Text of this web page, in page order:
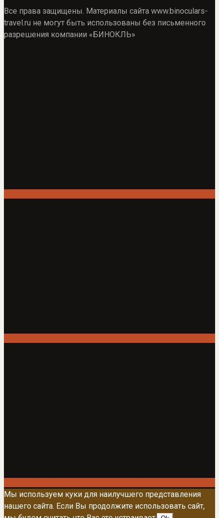
Все права защищены. Материалы сайта www.binoculars-
travel.ru не могут быть использованы без письменного
разрешения компании «БИНОКЛЬ»
Мы используем куки для наилучшего представления
нашего сайта. Если Вы продолжите использовать сайт,